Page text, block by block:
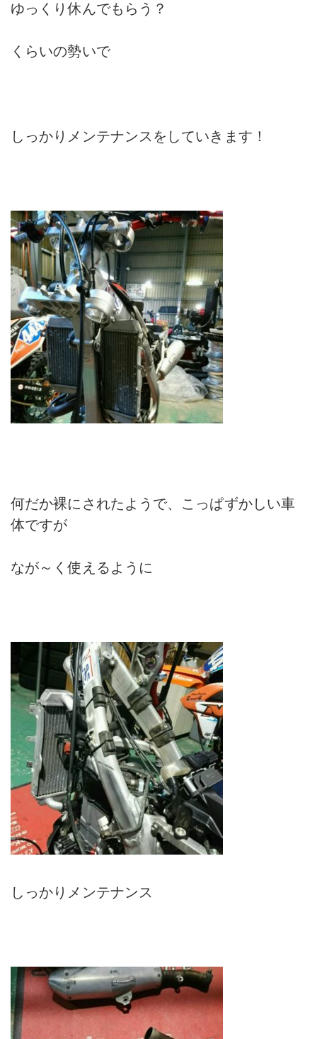
ゆっくり休んでもらう？
くらいの勢いで
しっかりメンテナンスをしていきます！
何だか裸にされたようで、こっぱずかしい車
体ですが
なが～く使えるように
しっかりメンテナンス